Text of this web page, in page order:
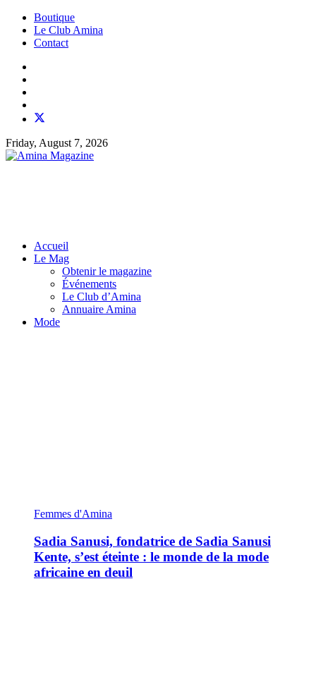
Boutique
Le Club Amina
Contact
Friday, August 7, 2026
Accueil
Le Mag
Obtenir le magazine
Événements
Le Club d’Amina
Annuaire Amina
Mode
Femmes d'Amina
Sadia Sanusi, fondatrice de Sadia Sanusi
Kente, s’est éteinte : le monde de la mode
africaine en deuil